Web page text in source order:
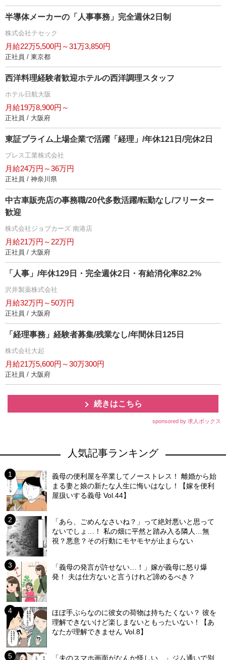
半導体メーカーの「人事事務」完全週休2日制
株式会社テセック
月給22万5,500円～31万3,850円
正社員 / 東京都
西洋料理経験者歓迎ホテルの西洋調理スタッフ
ホテル日航大阪
月給19万8,900円～
正社員 / 大阪府
東証プライム上場企業で活躍「経理」/年休121日/完休2日
プレス工業株式会社
月給24万円～36万円
正社員 / 神奈川県
中古車販売店の事務職/20代多数活躍/転勤なし/フリーター
歓迎
株式会社ジョブカーズ 南港店
月給21万円～22万円
正社員 / 大阪府
「人事」/年休129日・完全週休2日・有給消化率82.2%
沢井製薬株式会社
月給32万円～50万円
正社員 / 大阪府
「経理事務」経験者募集/残業なし/年間休日125日
株式会社大起
月給21万5,600円～30万300円
正社員 / 大阪府
続きはこちら
sponsored by 求人ボックス
人気記事ランキング
義母の便利屋を卒業してノーストレス！ 離婚から始
まる妻と娘の新たな人生に悔いはなし！【嫁を便利
屋扱いする義母 Vol.44】
「あら、ごめんなさいね？」って絶対悪いと思って
ないでしょ…！ 私の畑に平然と踏み入る隣人…無
視？悪意？その行動にモヤモヤが止まらない
「義母の発言が許せない…！」嫁が義母に怒り爆
発！ 夫は仕方ないと言うけれど諦めるべき？
ほぼ手ぶらなのに彼女の荷物は持ちたくない？ 彼を
理解できないけど楽しまないともったいない！【あ
なたが理解できません Vol.8】
「夫のスマホ画面がなんか怪しい…」ジム通いで別